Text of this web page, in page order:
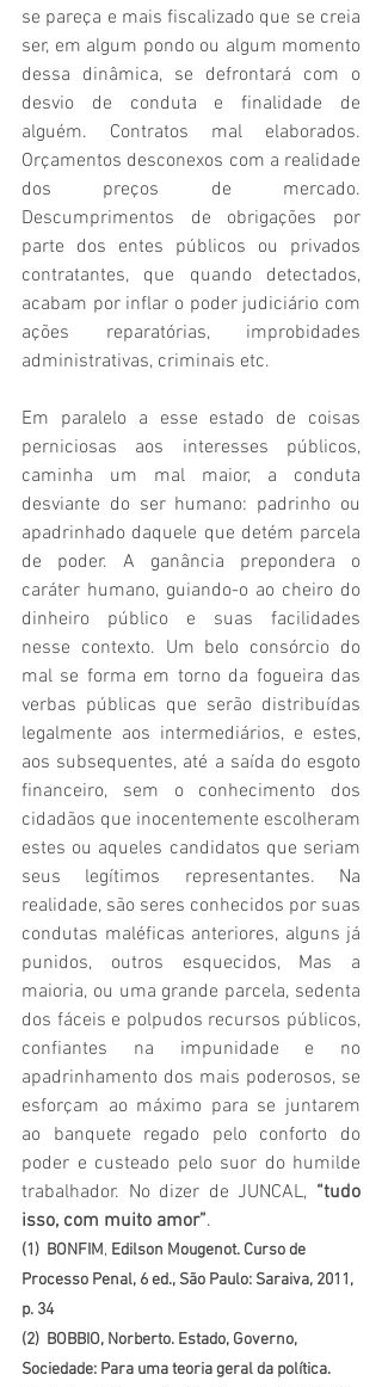
se pareça e mais fiscalizado que se creia
ser, em algum pondo ou algum momento
dessa dinâmica, se defrontará com o
desvio de conduta e finalidade de
alguém. Contratos mal elaborados.
Orçamentos desconexos com a realidade
dos preços de mercado.
Descumprimentos de obrigações por
parte dos entes públicos ou privados
contratantes, que quando detectados,
acabam por inflar o poder judiciário com
ações reparatórias, improbidades
administrativas, criminais etc.
Em paralelo a esse estado de coisas
perniciosas aos interesses públicos,
caminha um mal maior, a conduta
desviante do ser humano: padrinho ou
apadrinhado daquele que detém parcela
de poder. A ganância prepondera o
caráter humano, guiando-o ao cheiro do
dinheiro público e suas facilidades
nesse contexto. Um belo consórcio do
mal se forma em torno da fogueira das
verbas públicas que serão distribuídas
legalmente aos intermediários, e estes,
aos subsequentes, até a saída do esgoto
financeiro, sem o conhecimento dos
cidadãos que inocentemente escolheram
estes ou aqueles candidatos que seriam
seus legítimos representantes. Na
realidade, são seres conhecidos por suas
condutas maléficas anteriores, alguns já
punidos, outros esquecidos, Mas a
maioria, ou uma grande parcela, sedenta
dos fáceis e polpudos recursos públicos,
confiantes na impunidade e no
apadrinhamento dos mais poderosos, se
esforçam ao máximo para se juntarem
ao banquete regado pelo conforto do
poder e custeado pelo suor do humilde
trabalhador. No dizer de JUNCAL, “tudo
isso, com muito amor”.
(1) BONFIM, Edilson Mougenot. Curso de
Processo Penal, 6 ed., São Paulo: Saraiva, 2011,
p. 34
(2) BOBBIO, Norberto. Estado, Governo,
Sociedade: Para uma teoria geral da política.